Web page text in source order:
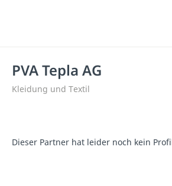
PVA Tepla AG
Kleidung und Textil
Dieser Partner hat leider noch kein